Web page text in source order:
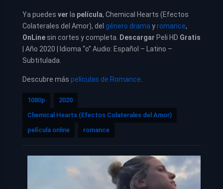
Ya puedes ver la película, Chemical Hearts (Efectos
Colaterales del Amor), del género drama yromance,
OnLine sin cortes y completa. Descargar Peli HD Gratis
| Año 2020 | Idioma “o” Audio: Español – Latino –
Subtitulada.
Descubre más películas de Romance
1080p
2020
Chemical Hearts (Efectos Colaterales del Amor)
película online
romance